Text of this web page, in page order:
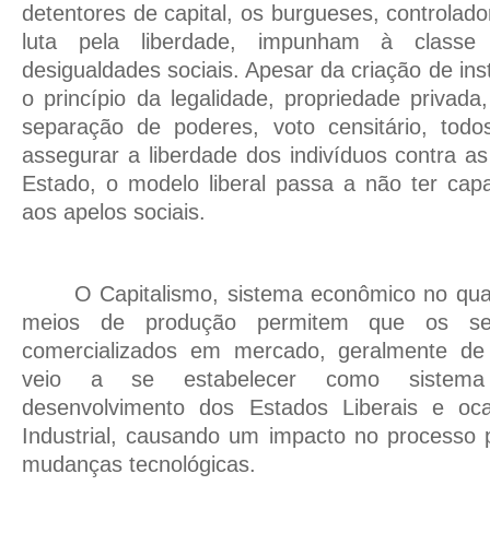
detentores de capital, os burgueses,
luta pela liberdade, impunham à classe
desigualdades sociais. Apesar da criação de
o princípio da legalidade, propriedade
separação de poderes, voto censitário,
assegurar a liberdade dos indivíduos contra
Estado, o modelo liberal passa a não ter
aos apelos sociais.
O Capitalismo, sistema econômico no
meios de produção permitem que os
comercializados em mercado, geralmente
veio a se estabelecer como sistema
desenvolvimento dos Estados Liberais e
Industrial, causando um impacto no processo
mudanças tecnológicas.